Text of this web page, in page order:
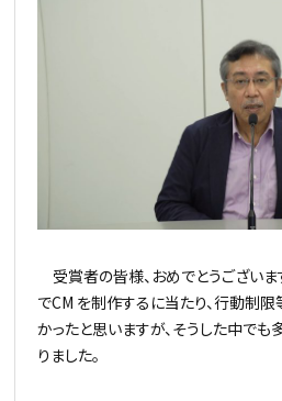
受賞者の皆様、おめでとうございま
でCM を制作するに当たり、行動制
かったと思いますが、そうした中で
りました。